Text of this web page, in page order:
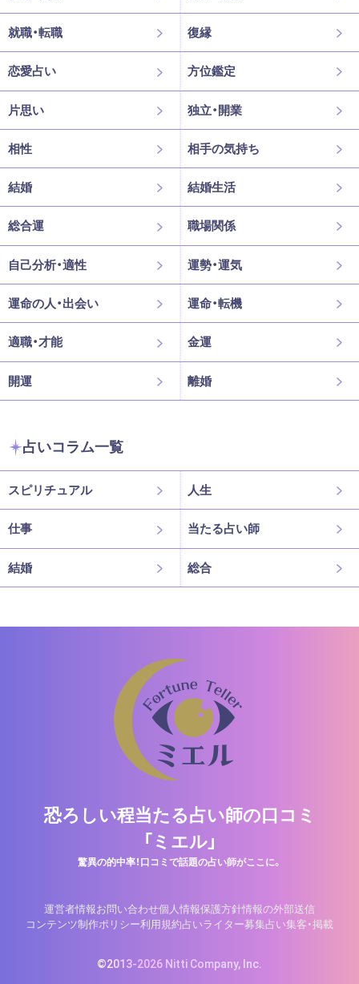
就職・転職 復縁
恋愛占い 方位鑑定
片思い 独立・開業
相性 相手の気持ち
結婚 結婚生活
総合運 職場関係
自己分析・適性 運勢・運気
運命の人・出会い 運命・転機
適職・才能 金運
開運 離婚
占いコラム一覧
スピリチュアル 人生
仕事 当たる占い師
結婚 総合
恐ろしい程当たる占い師の口コミ
「ミエル」
驚異の的中率！口コミで話題の占い師がここに。
運営者情報お問い合わせ個人情報保護方針情報の外部送信
コンテンツ制作ポリシー利用規約占いライター募集占い集客・掲載
©2013-2026 Nitti Company, Inc.